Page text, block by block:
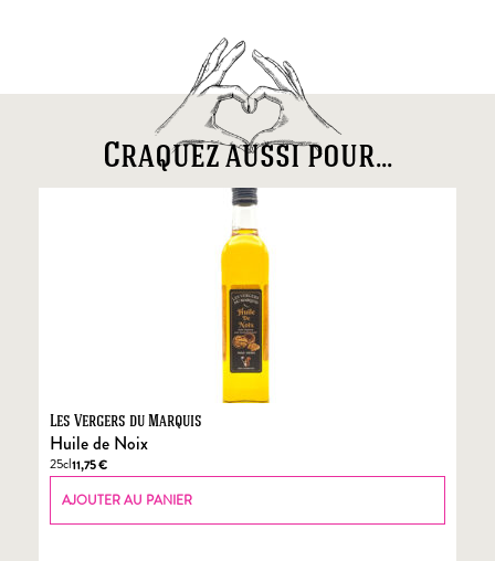
Craquez aussi pour...
Les Vergers du Marquis
Huile de Noix
25cl11,75€
AJOUTER AU PANIER